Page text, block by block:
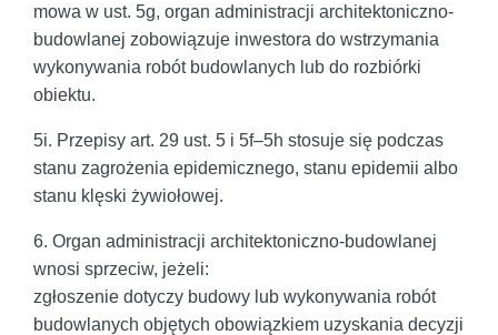
mowa w ust. 5g, organ administracji architektoniczno-
budowlanej zobowiązuje inwestora do wstrzymania
wykonywania robót budowlanych lub do rozbiórki
obiektu.
5i. Przepisy art. 29 ust. 5 i 5f–5h stosuje się podczas
stanu zagrożenia epidemicznego, stanu epidemii albo
stanu klęski żywiołowej.
6. Organ administracji architektoniczno-budowlanej
wnosi sprzeciw, jeżeli:
zgłoszenie dotyczy budowy lub wykonywania robót
budowlanych objętych obowiązkiem uzyskania decyzji